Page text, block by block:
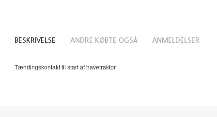
BESKRIVELSE ANDRE KØBTE OGSÅ ANMELDELSER
Tændingskontakt til start af havetraktor.